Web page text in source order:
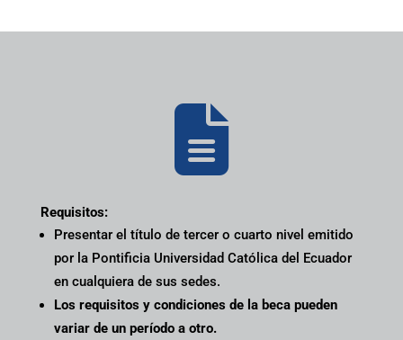

Requisitos:
Presentar el título de tercer o cuarto nivel emitido
por la Pontificia Universidad Católica del Ecuador
en cualquiera de sus sedes.
Los requisitos y condiciones de la beca pueden
variar de un período a otro.